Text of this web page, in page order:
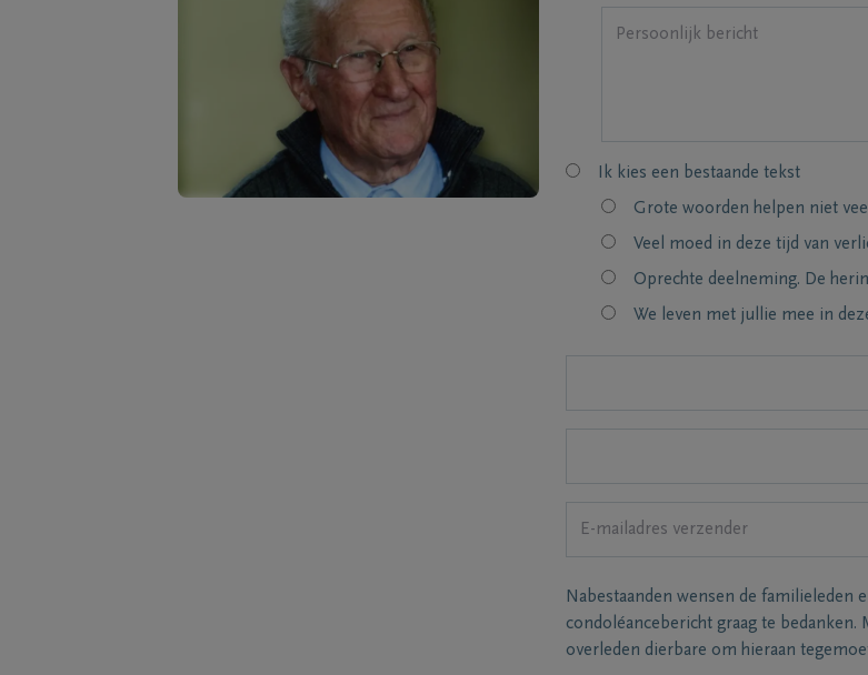
Ik kies een bestaande tekst
Grote woorden helpen niet
Veel moed in deze tijd van
Oprechte deelneming. De
We leven met jullie mee in
Nabestaanden wensen de familieleden
condoléancebericht graag te
overleden dierbare om hieraan